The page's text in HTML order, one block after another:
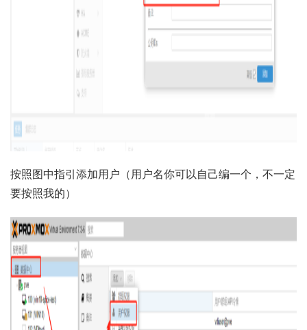
按照图中指引添加用户（用户名你可以自己编一个，不一定
要按照我的）